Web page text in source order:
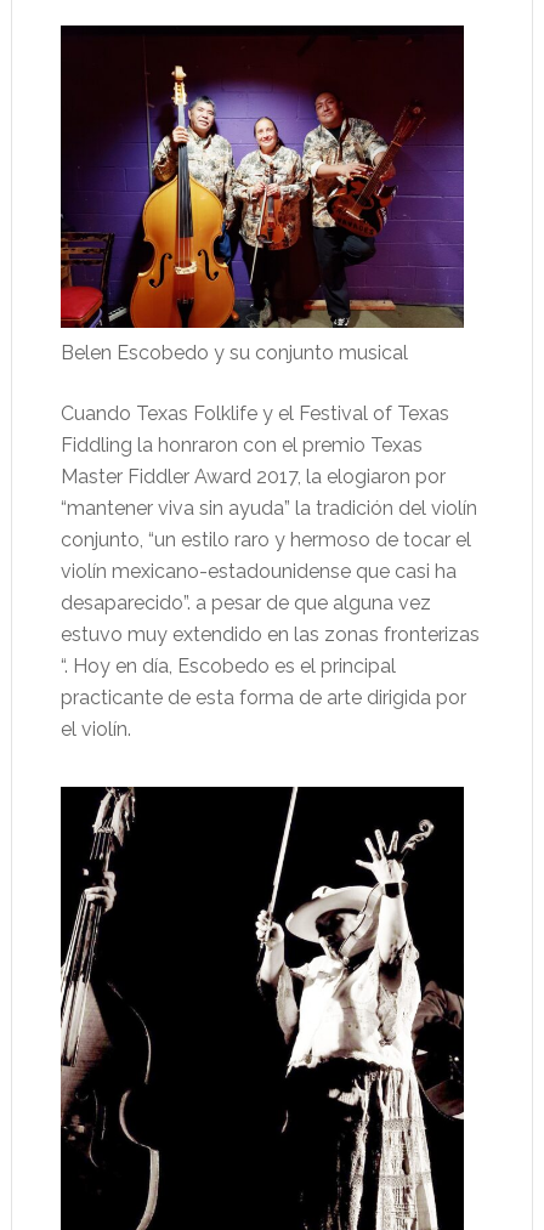
Belen Escobedo y su conjunto musical
Cuando Texas Folklife y el Festival of Texas
Fiddling la honraron con el premio Texas
Master Fiddler Award 2017, la elogiaron por
“mantener viva sin ayuda” la tradición del violín
conjunto, “un estilo raro y hermoso de tocar el
violín mexicano-estadounidense que casi ha
desaparecido”. a pesar de que alguna vez
estuvo muy extendido en las zonas fronterizas
“. Hoy en día, Escobedo es el principal
practicante de esta forma de arte dirigida por
el violín.